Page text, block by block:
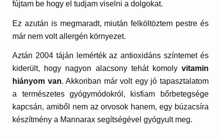
fújtam be hogy el tudjam viselni a dolgokat.
Ez azután is megmaradt, miután felköltöztem pestre és
már nem volt allergén környezet.
Aztán 2004 táján lemérték az antioxidáns színtemet és
kiderült, hogy nagyon alacsony tehát komoly vitamin
hiányom van. Akkoriban már volt egy jó tapasztalatom
a természetes gyógymódokról, kisfiam bőrbetegsége
kapcsán, amiből nem az orvosok hanem, egy búzacsíra
készítmény a Mannarax segítségével gyógyult meg.